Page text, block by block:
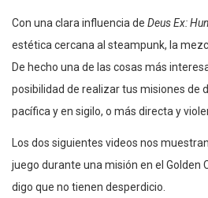
Con una clara influencia de Deus Ex:
estética cercana al steampunk, la
De hecho una de las cosas más
posibilidad de realizar tus misiones de
pacífica y en sigilo, o más directa y
Los dos siguientes videos nos
juego durante una misión en el Golden
digo que no tienen desperdicio.